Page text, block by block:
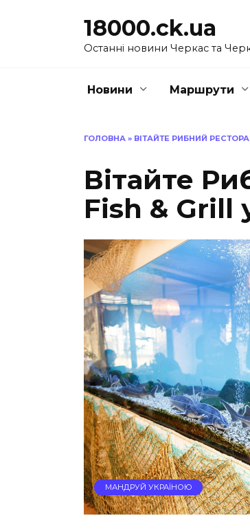
18000.ck.ua
Останні новини Черкас та
Новини Маршрути
ГОЛОВНА » ВІТАЙТЕ РИБНИЙ
Вітайте
Fish & Grill
МАНДРУЙ УКРАЇНОЮ